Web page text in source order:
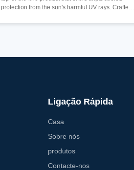
protection from the sun's harmful UV rays. Crafted
provide exceptional durability and performance,
Ligação Rápida
Casa
Sobre nós
produtos
Contacte-nos